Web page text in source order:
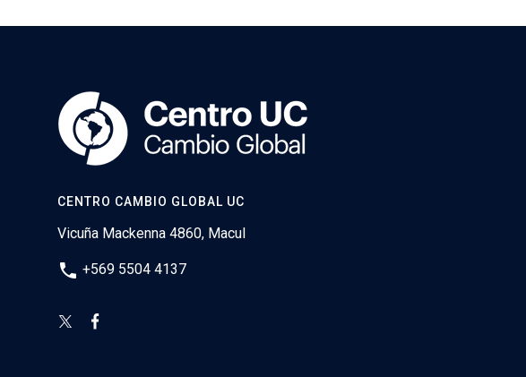
CENTRO CAMBIO GLOBAL UC
Vicuña Mackenna 4860, Macul
phone +569 5504 4137